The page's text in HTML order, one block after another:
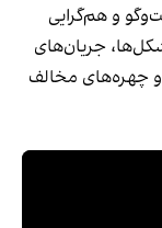
و هم‌گرایی
جریان‌های
فکری، گروه‌های مختلف سیاسی و فرهنگی، و چهره‌‎های مخالف